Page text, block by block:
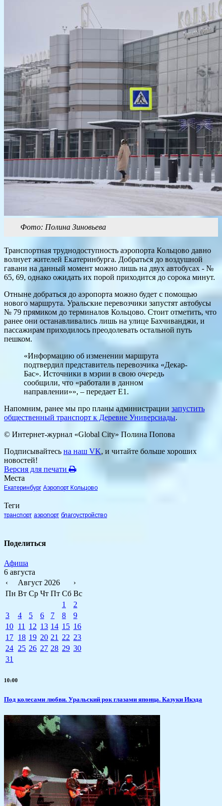
Фото: Полина Зиновьева
Транспортная труднодоступность аэропорта Кольцово давно
волнует жителей Екатеринбурга. Добраться до воздушной
гавани на данный момент можно лишь на двух автобусах - №
65, 69, однако ожидать их порой приходится до сорока минут.
Отныне добраться до аэропорта можно будет с помощью
нового маршрута. Уральские перевозчики запустят автобусы
№ 79 прямиком до терминалов Кольцово. Стоит отметить, что
ранее они останавливались лишь на улице Бахчиванджи, и
пассажирам приходилось преодолевать остальной путь
пешком.
«Информацию об изменении маршрута
подтвердил представитель перевозчика «Декар-
Бас». Источники в мэрии в свою очередь
сообщили, что «работали в данном
направлении»», – передает Е1.
Напомним, ранее мы про планы администрации запустить
общественный транспорт к Деревне Универсиады.
© Интернет-журнал «Global City» Полина Попова
Подписывайтесь на наш VK, и читайте больше хороших
новостей!
Версия для печати
Места
Екатеринбург Аэропорт Кольцово
Теги
транспорт аэропорт благоустройство
Поделиться
Афиша
6 августа
‹
Август 2026
›
Пн Вт Ср Чт Пт Сб Вс
1
2
3
4 5 6 7 8
9
10 11 12 13 14 15 16
17 18 19 20 21 22 23
24 25 26 27 28 29 30
31
10:00
Под колесами любви. Уральский рок глазами японца. Казуки Икэда